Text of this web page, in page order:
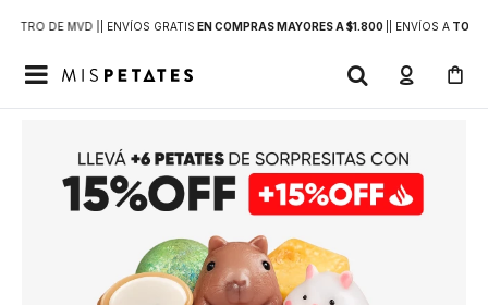
DE MVD | | ENVÍOS GRATIS EN COMPRAS MAYORES A $1.800 | ENVÍOS ATODO
